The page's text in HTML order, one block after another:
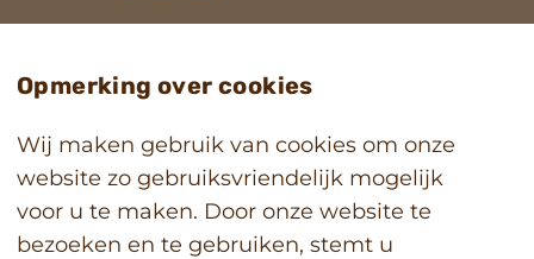
Veelgestelde vragen
Opmerking over cookies
Wij maken gebruik van cookies om onze
website zo gebruiksvriendelijk mogelijk
voor u te maken. Door onze website te
bezoeken en te gebruiken, stemt u